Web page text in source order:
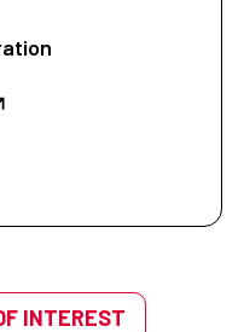
INTEREST